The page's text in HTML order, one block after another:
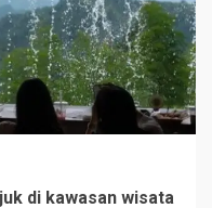
di kawasan wisata